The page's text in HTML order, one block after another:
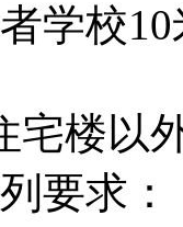
学校
宅楼以
要求：